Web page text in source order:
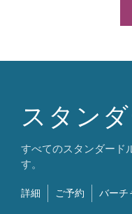
スタン
すべてのスタンダード
す。
詳細 ご予約 バーチ